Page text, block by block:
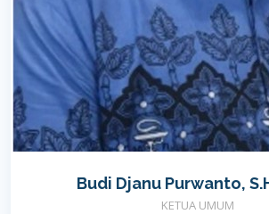
Budi Djanu Purwanto,
KETUA UMUM